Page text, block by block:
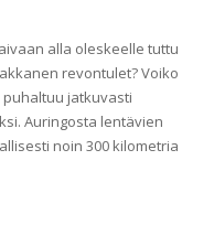
alla oleskeelle tuttu
revontulet? Voiko
jatkuvasti
Auringosta lentävien
noin 300 kilometria